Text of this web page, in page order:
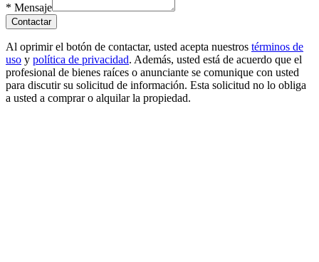
* Mensaje
Contactar
Al oprimir el botón de contactar, usted acepta nuestros términos de
uso y política de privacidad. Además, usted está de acuerdo que el
profesional de bienes raíces o anunciante se comunique con usted
para discutir su solicitud de información. Esta solicitud no lo obliga
a usted a comprar o alquilar la propiedad.